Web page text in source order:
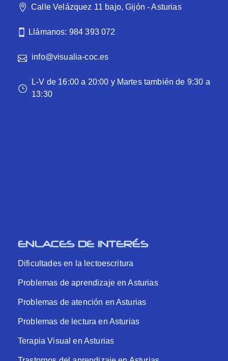
Calle Velázquez 11 bajo, Gijón - Asturias
Llámanos: 984 393 072
info@visualia-coc.es
L-V de 16:00 a 20:00 y Martes también de 9:30 a
13:30
ENLACES DE INTERÉS
Dificultades en la lectoescritura
Problemas de aprendizaje en Asturias
Problemas de atención en Asturias
Problemas de lectura en Asturias
Terapia Visual en Asturias